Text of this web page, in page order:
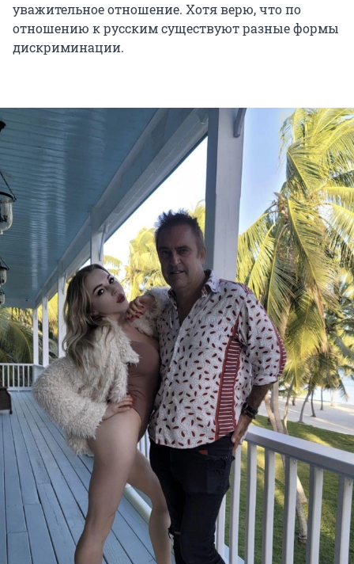
уважительное отношение. Хотя верю, что по
отношению к русским существуют разные формы
дискриминации.